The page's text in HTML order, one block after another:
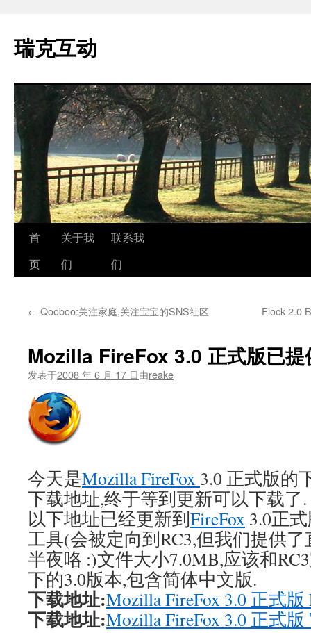
瑞克互动
跳
至
文
首
页
关于我
们
联系我
们
← Qooboo:关注家庭,关注宝宝的SNS社区 Flock 2.0
Mozilla FireFox 3.0 正式版已提
发表于2008 年 6 月 17 日由reake
今天是Mozilla FireFox 3.0 正式版的
下载地址,终于等到更新可以下载了.
以下地址已经更新到FireFox 3.0正
工具(会被定向到RC3,但我们提供
半夜咯 :)文件大小7.0MB,应该和
下的3.0版本,包含简体中文版.
下载地址:Mozilla FireFox 3.0 正式
下载地址:Mozilla FireFox 3.0 正式